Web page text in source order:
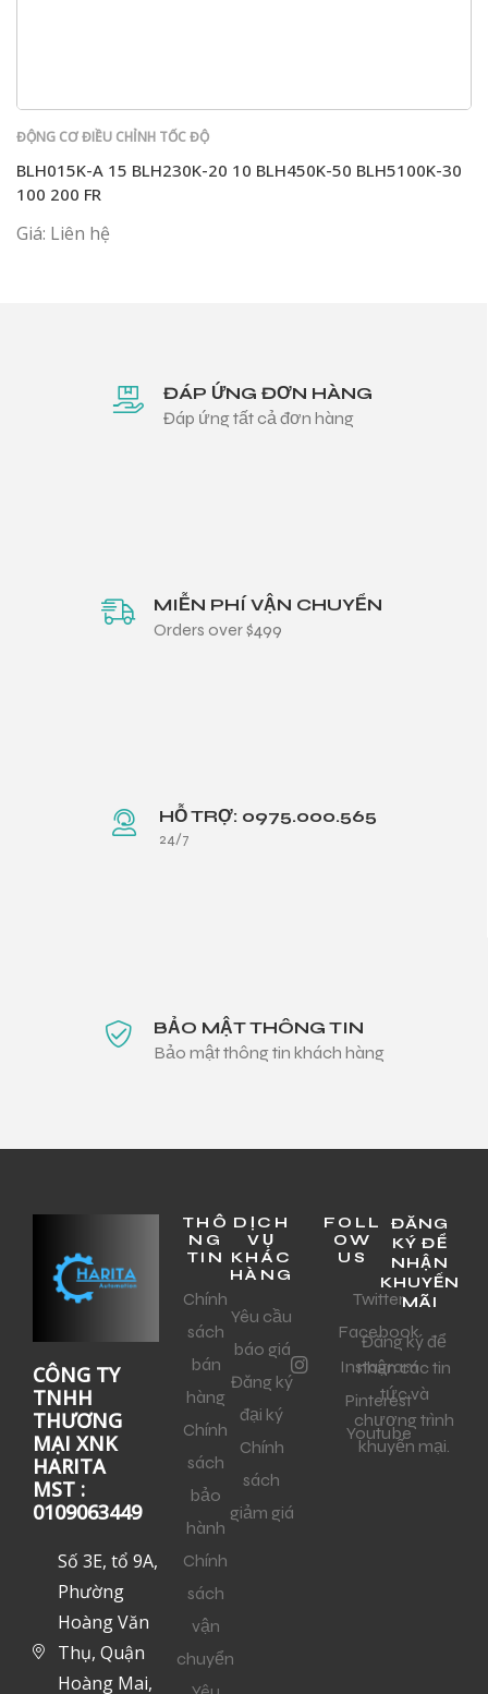
ĐỘNG CƠ ĐIỀU CHỈNH TỐC ĐỘ
BLH015K-A 15 BLH230K-20 10 BLH450K-50 BLH5100K-30
100 200 FR
Giá: Liên hệ
ĐÁP ỨNG ĐƠN HÀNG
Đáp ứng tất cả đơn hàng
MIỄN PHÍ VẬN CHUYỂN
Orders over $499
HỖ TRỢ: 0975.000.565
24/7
BẢO MẬT THÔNG TIN
Bảo mật thông tin khách hàng
CÔNG TY
TNHH
THƯƠNG
MẠI XNK
HARITA
MST :
0109063449
Số 3E, tổ 9A,
Phường
Hoàng Văn
Thụ, Quận
Hoàng Mai,
THÔ
NG
TIN
Chính
sách
bán
hàng
Chính
sách
bảo
hành
Chính
sách
vận
chuyển
DỊCH
VỤ
KHÁC
HÀNG
Yêu cầu
báo giá
Đăng ký
đại ký
Chính
sách
giảm giá
FOLL
OW
US
Twitter
Facebook
Instagram
Pinterest
Youtube
ĐĂNG
KÝ ĐỂ
NHẬN
KHUYẾN
MÃI
Đăng ký để
nhận các tin
tức và
chương trình
khuyến mại.